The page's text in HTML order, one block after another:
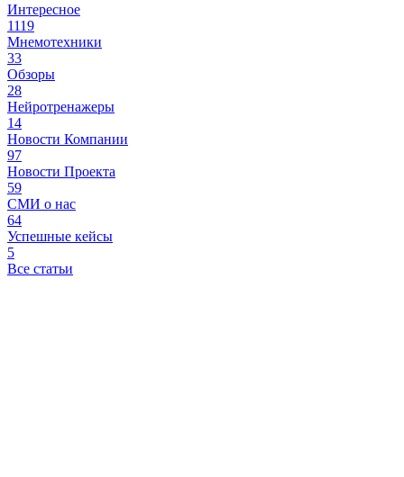
Интересное
1119
Мнемотехники
33
Обзоры
28
Нейротренажеры
14
Новости Компании
97
Новости Проекта
59
СМИ о нас
64
Успешные кейсы
5
Все статьи